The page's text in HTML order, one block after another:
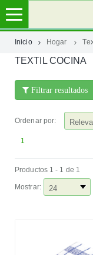
MI
CATEGORÍAS
AYUDA
Inicio Hogar
TEXTIL COCINA
Filtrar resultados
Ordenar por:
1
Productos 1 - 1 de 1
Mostrar: